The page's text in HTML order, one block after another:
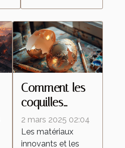
Comment les
coquilles
d'œufs
améliorent les
2 mars 2025 02:04
Les matériaux
innovants et les